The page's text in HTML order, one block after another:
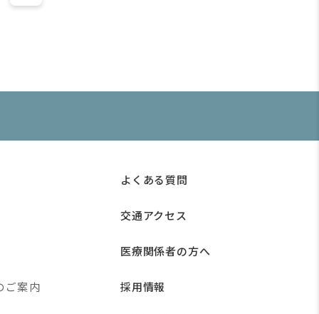
ご案内
よくある質問
交通アクセス
医療関係者の方へ
採用情報